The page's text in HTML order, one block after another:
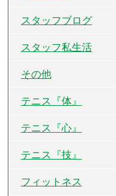
スタッフブログ
スタッフ私生活
その他
テニス『体』
テニス『心』
テニス『技』
フィットネス